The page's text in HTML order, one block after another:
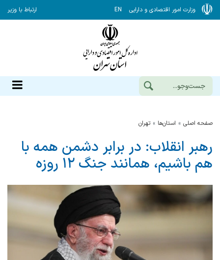
وزارت امور اقتصادی و دارایی EN ارتباط با وزیر
صفحه اصلی استان‌ها تهران
رهبر انقلاب: در برابر دشمن همه با
هم باشیم، همانند جنگ ۱۲ روزه